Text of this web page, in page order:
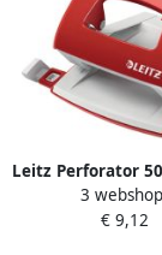
Leitz Perforator
metaal 30 vel
3
€ 9,12